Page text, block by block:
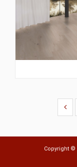
Copyright ©